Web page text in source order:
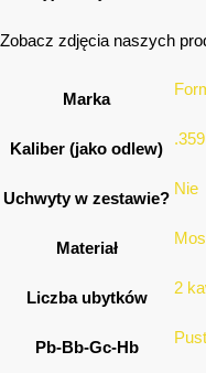
Zobacz zdjęcia naszych
Marka
Kaliber (jako odlew)
.359
Uchwyty w zestawie?
Nie
Materiał
Liczba ubytków
2
Pb-Bb-Gc-Hb